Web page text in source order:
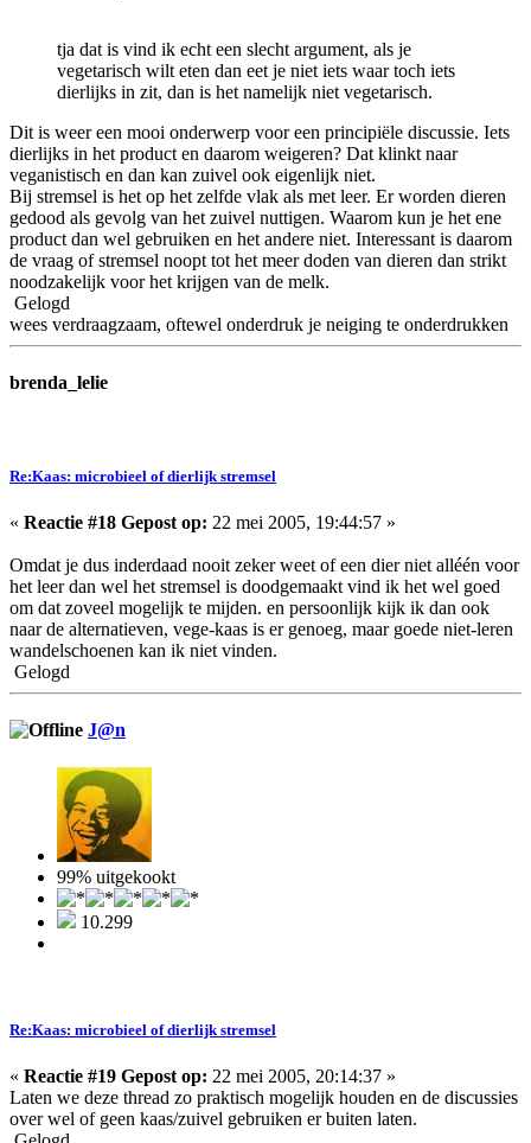
tja dat is vind ik echt een slecht argument, als je
vegetarisch wilt eten dan eet je niet iets waar toch iets
dierlijks in zit, dan is het namelijk niet vegetarisch.
Dit is weer een mooi onderwerp voor een principiële discussie. Iets
dierlijks in het product en daarom weigeren? Dat klinkt naar
veganistisch en dan kan zuivel ook eigenlijk niet.
Bij stremsel is het op het zelfde vlak als met leer. Er worden dieren
gedood als gevolg van het zuivel nuttigen. Waarom kun je het ene
product dan wel gebruiken en het andere niet. Interessant is daarom
de vraag of stremsel noopt tot het meer doden van dieren dan strikt
noodzakelijk voor het krijgen van de melk.
Gelogd
wees verdraagzaam, oftewel onderdruk je neiging te onderdrukken
brenda_lelie
Re:Kaas: microbieel of dierlijk stremsel
« Reactie #18 Gepost op: 22 mei 2005, 19:44:57 »
Omdat je dus inderdaad nooit zeker weet of een dier niet alléén voor
het leer dan wel het stremsel is doodgemaakt vind ik het wel goed
om dat zoveel mogelijk te mijden. en persoonlijk kijk ik dan ook
naar de alternatieven, vege-kaas is er genoeg, maar goede niet-leren
wandelschoenen kan ik niet vinden.
Gelogd
J@n
99% uitgekookt
10.299
Re:Kaas: microbieel of dierlijk stremsel
« Reactie #19 Gepost op: 22 mei 2005, 20:14:37 »
Laten we deze thread zo praktisch mogelijk houden en de discussies
over wel of geen kaas/zuivel gebruiken er buiten laten.